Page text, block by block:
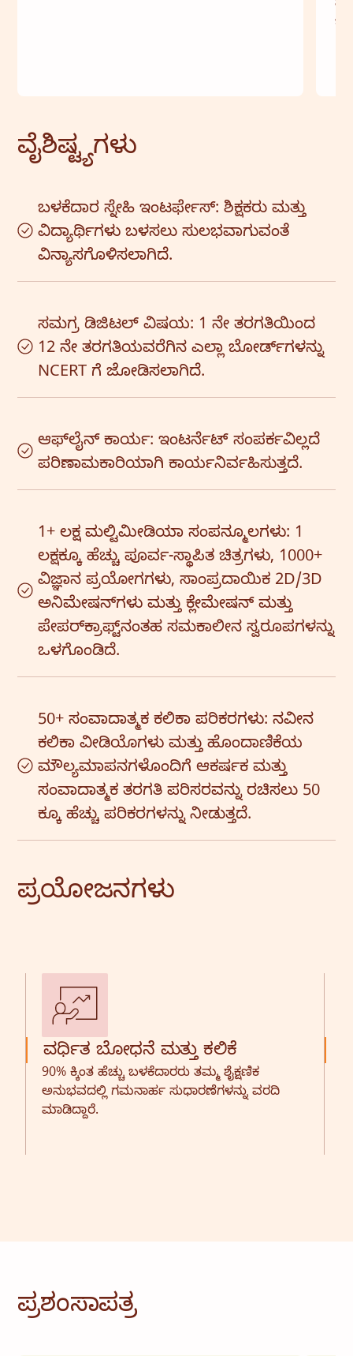
ವೈಶಿಷ್ಟ್ಯಗಳು
ಬಳಕೆದಾರ ಸ್ನೇಹಿ ಇಂಟರ್ಫೇಸ್: ಶಿಕ್ಷಕರು ಮತ್ತು
ವಿದ್ಯಾರ್ಥಿಗಳು ಬಳಸಲು ಸುಲಭವಾಗುವಂತೆ
ವಿನ್ಯಾಸಗೊಳಿಸಲಾಗಿದೆ.
ಸಮಗ್ರ ಡಿಜಿಟಲ್ ವಿಷಯ: 1 ನೇ ತರಗತಿಯಿಂದ
12 ನೇ ತರಗತಿಯವರೆಗಿನ ಎಲ್ಲಾ ಬೋರ್ಡ್‌ಗಳನ್ನು
NCERT ಗೆ ಜೋಡಿಸಲಾಗಿದೆ.
ಆಫ್‌ಲೈನ್ ಕಾರ್ಯ: ಇಂಟರ್ನೆಟ್ ಸಂಪರ್ಕವಿಲ್ಲದೆ
ಪರಿಣಾಮಕಾರಿಯಾಗಿ ಕಾರ್ಯನಿರ್ವಹಿಸುತ್ತದೆ.
1+ ಲಕ್ಷ ಮಲ್ಟಿಮೀಡಿಯಾ ಸಂಪನ್ಮೂಲಗಳು: 1
ಲಕ್ಷಕ್ಕೂ ಹೆಚ್ಚು ಪೂರ್ವ-ಸ್ಥಾಪಿತ ಚಿತ್ರಗಳು, 1000+
ವಿಜ್ಞಾನ ಪ್ರಯೋಗಗಳು, ಸಾಂಪ್ರದಾಯಿಕ 2D/3D
ಅನಿಮೇಷನ್‌ಗಳು ಮತ್ತು ಕ್ಲೇಮೇಷನ್ ಮತ್ತು
ಪೇಪರ್‌ಕ್ರಾಫ್ಟ್‌ನಂತಹ ಸಮಕಾಲೀನ ಸ್ವರೂಪಗಳನ್ನು
ಒಳಗೊಂಡಿದೆ.
50+ ಸಂವಾದಾತ್ಮಕ ಕಲಿಕಾ ಪರಿಕರಗಳು: ನವೀನ
ಕಲಿಕಾ ವೀಡಿಯೊಗಳು ಮತ್ತು ಹೊಂದಾಣಿಕೆಯ
ಮೌಲ್ಯಮಾಪನಗಳೊಂದಿಗೆ ಆಕರ್ಷಕ ಮತ್ತು
ಸಂವಾದಾತ್ಮಕ ತರಗತಿ ಪರಿಸರವನ್ನು ರಚಿಸಲು 50
ಕ್ಕೂ ಹೆಚ್ಚು ಪರಿಕರಗಳನ್ನು ನೀಡುತ್ತದೆ.
ಪ್ರಯೋಜನಗಳು
ವರ್ಧಿತ ಬೋಧನೆ ಮತ್ತು ಕಲಿಕೆ
90% ಕ್ಕಿಂತ ಹೆಚ್ಚು ಬಳಕೆದಾರರು ತಮ್ಮ ಶೈಕ್ಷಣಿಕ
ಅನುಭವದಲ್ಲಿ ಗಮನಾರ್ಹ ಸುಧಾರಣೆಗಳನ್ನು ವರದಿ
ಮಾಡಿದ್ದಾರೆ.
ಪ್ರಶಂಸಾಪತ್ರ